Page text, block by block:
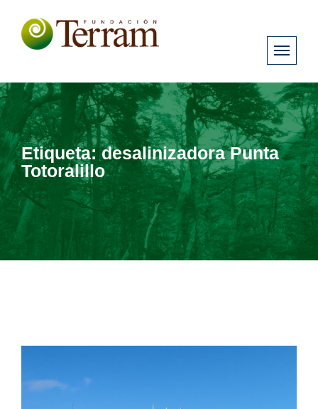
Etiqueta:desalinizadora Punta
Totoralillo